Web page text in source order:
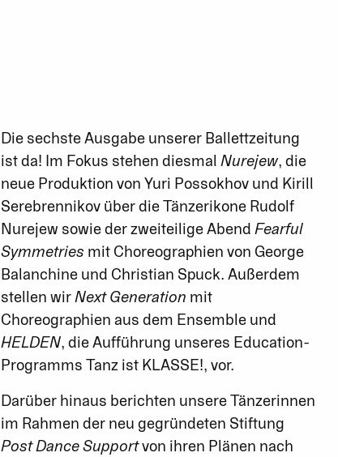
Die sechste Ausgabe unserer Ballettzeitung
ist da! Im Fokus stehen diesmal Nurejew, die
neue Produktion von Yuri Possokhov und Kirill
Serebrennikov über die Tänzerikone Rudolf
Nurejew sowie der zweiteilige Abend Fearful
Symmetries mit Choreographien von George
Balanchine und Christian Spuck. Außerdem
stellen wirNext Generation mit
Choreographien aus dem Ensemble und
HELDEN, die Aufführung unseres Education-
Programms Tanz ist KLASSE!, vor.
Darüber hinaus berichten unsere Tänzerinnen
im Rahmen der neu gegründeten Stiftung
Post Dance Supportvon ihren Plänen nach